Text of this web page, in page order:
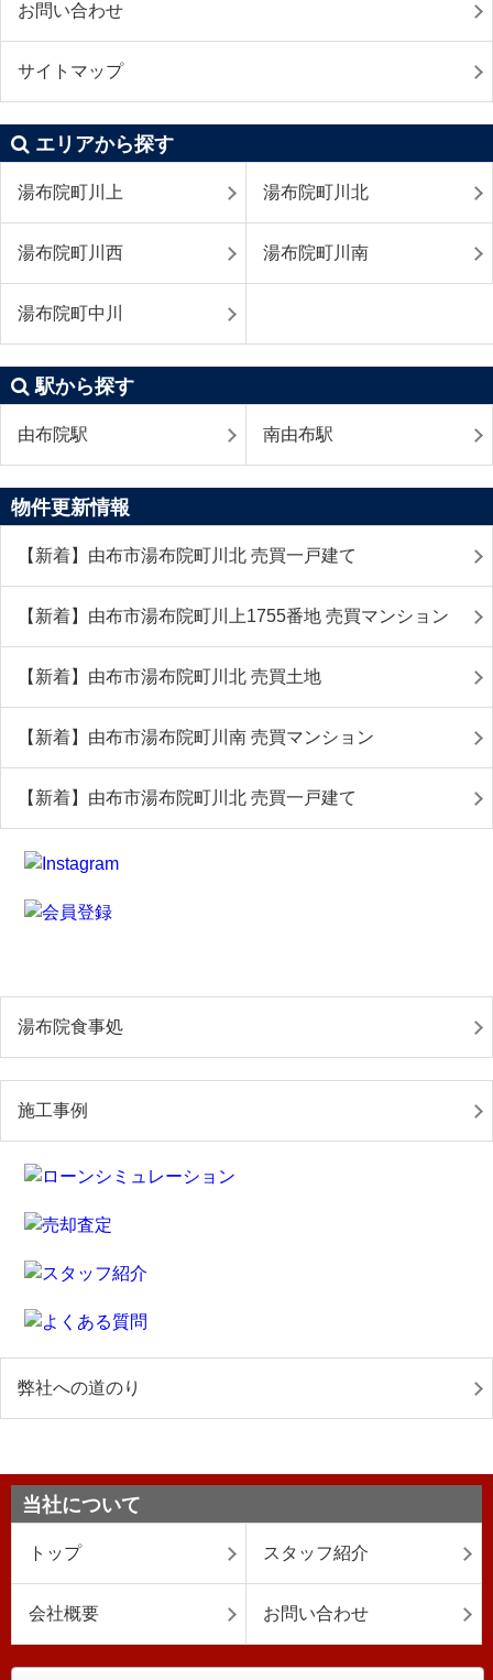
お問い合わせ
サイトマップ
エリアから探す
湯布院町川上 湯布院町川北
湯布院町川西 湯布院町川南
湯布院町中川
駅から探す
由布院駅 南由布駅
物件更新情報
【新着】由布市湯布院町川北 売買一戸建て
【新着】由布市湯布院町川上1755番地 売買マンション
【新着】由布市湯布院町川北 売買土地
【新着】由布市湯布院町川南 売買マンション
【新着】由布市湯布院町川北 売買一戸建て
湯布院食事処
施工事例
弊社への道のり
当社について
トップ スタッフ紹介
会社概要 お問い合わせ